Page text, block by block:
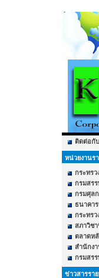
ติดต่อกับ
หน่วยงานร
กระทร
กรมสร
กรมศุล
ธนาคา
กระทรว
สภาวิช
ตลาดห
สำนักง
กรมสร
ข่าวสารรา